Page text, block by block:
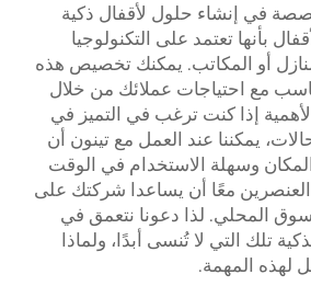
في إنشاء حلول لأقفال ذكية
بأنها تعتمد على التكنولوجيا
أو المكاتب. يمكنك تخصيص هذه
مع احتياجات عملائك من خلال
إذا كنت ترغب في التميز في
يمكننا عند العمل مع تينون أن
وسهلة الاستخدام في الوقت
معًا أن يساعدا شركتك على
المحلي. لذا دعونا نتعمق في
تلك التي لا تُنسى أبدًا، ولماذا
لهذه المهمة.